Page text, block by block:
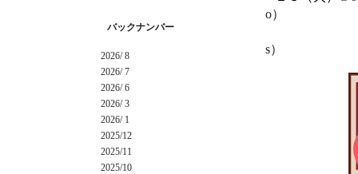
バックナンバー
2026/ 8
2026/ 7
2026/ 6
2026/ 3
2026/ 1
2025/12
2025/11
2025/10
o）
s）